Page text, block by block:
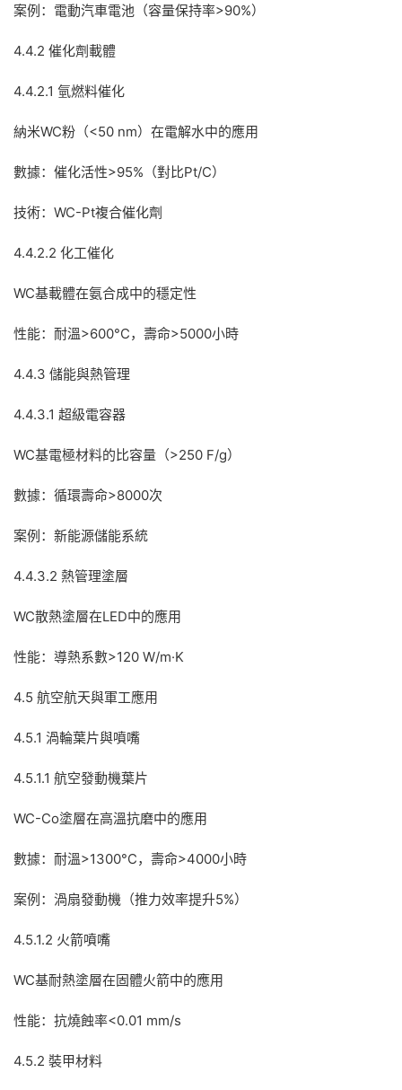
案例：電動汽車電池（容量保持率>90%）
4.4.2 催化劑載體
4.4.2.1 氫燃料催化
納米WC粉（<50 nm）在電解水中的應用
數據：催化活性>95%（對比Pt/C）
技術：WC-Pt複合催化劑
4.4.2.2 化工催化
WC基載體在氨合成中的穩定性
性能：耐溫>600°C，壽命>5000小時
4.4.3 儲能與熱管理
4.4.3.1 超級電容器
WC基電極材料的比容量（>250 F/g）
數據：循環壽命>8000次
案例：新能源儲能系統
4.4.3.2 熱管理塗層
WC散熱塗層在LED中的應用
性能：導熱系數>120 W/m·K
4.5 航空航天與軍工應用
4.5.1 渦輪葉片與噴嘴
4.5.1.1 航空發動機葉片
WC-Co塗層在高溫抗磨中的應用
數據：耐溫>1300°C，壽命>4000小時
案例：渦扇發動機（推力效率提升5%）
4.5.1.2 火箭噴嘴
WC基耐熱塗層在固體火箭中的應用
性能：抗燒蝕率<0.01 mm/s
4.5.2 裝甲材料